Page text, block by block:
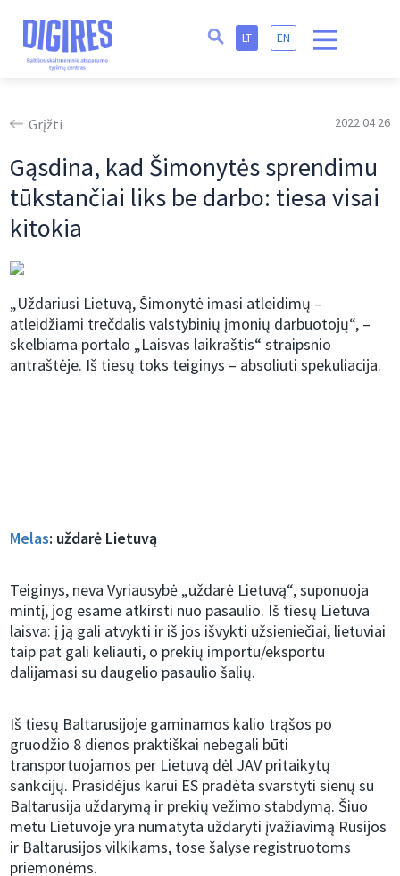
LT EN
Grįžti 2022 04 26
Gąsdina, kad Šimonytės sprendimu
tūkstančiai liks be darbo: tiesa visai
kitokia
„Uždariusi Lietuvą, Šimonytė imasi atleidimų –
atleidžiami trečdalis valstybinių įmonių darbuotojų“, –
skelbiama portalo „Laisvas laikraštis“ straipsnio
antraštėje. Iš tiesų toks teiginys – absoliuti spekuliacija.
Melas: uždarė Lietuvą
Teiginys, neva Vyriausybė „uždarė Lietuvą“, suponuoja
mintį, jog esame atkirsti nuo pasaulio. Iš tiesų Lietuva
laisva: į ją gali atvykti ir iš jos išvykti užsieniečiai, lietuviai
taip pat gali keliauti, o prekių importu/eksportu
dalijamasi su daugelio pasaulio šalių.
Iš tiesų Baltarusijoje gaminamos kalio trąšos po
gruodžio 8 dienos praktiškai nebegali būti
transportuojamos per Lietuvą dėl JAV pritaikytų
sankcijų. Prasidėjus karui ES pradėta svarstyti sienų su
Baltarusija uždarymą ir prekių vežimo stabdymą. Šiuo
metu Lietuvoje yra numatyta uždaryti įvažiavimą Rusijos
ir Baltarusijos vilkikams, tose šalyse registruotoms
priemonėms.